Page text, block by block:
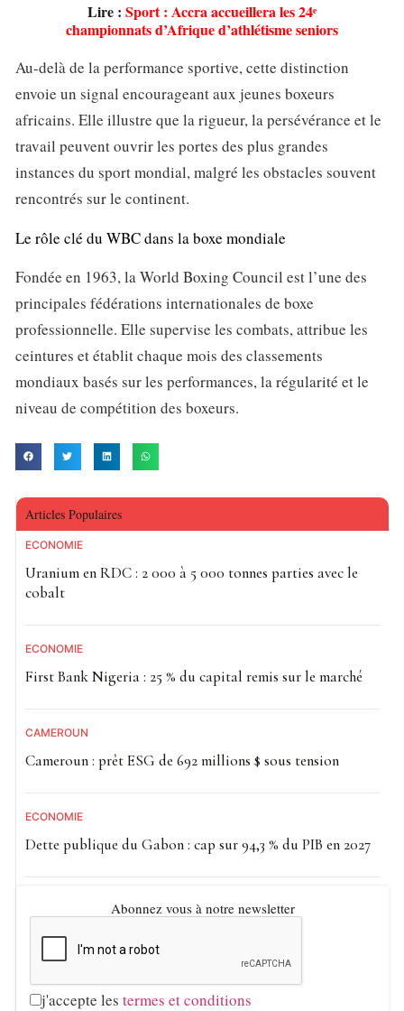
Lire : Sport : Accra accueillera les 24ᵉ
championnats d’Afrique d’athlétisme seniors
Au-delà de la performance sportive, cette distinction
envoie un signal encourageant aux jeunes boxeurs
africains. Elle illustre que la rigueur, la persévérance et le
travail peuvent ouvrir les portes des plus grandes
instances du sport mondial, malgré les obstacles souvent
rencontrés sur le continent.
Le rôle clé du WBC dans la boxe mondiale
Fondée en 1963, la World Boxing Council est l’une des
principales fédérations internationales de boxe
professionnelle. Elle supervise les combats, attribue les
ceintures et établit chaque mois des classements
mondiaux basés sur les performances, la régularité et le
niveau de compétition des boxeurs.
Articles Populaires
ECONOMIE
Uranium en RDC : 2 000 à 5 000 tonnes parties avec le
cobalt
ECONOMIE
First Bank Nigeria : 25 % du capital remis sur le marché
CAMEROUN
Cameroun : prêt ESG de 692 millions $ sous tension
ECONOMIE
Dette publique du Gabon : cap sur 94,3 % du PIB en 2027
Abonnez vous à notre newsletter
j'accepte les termes et conditions